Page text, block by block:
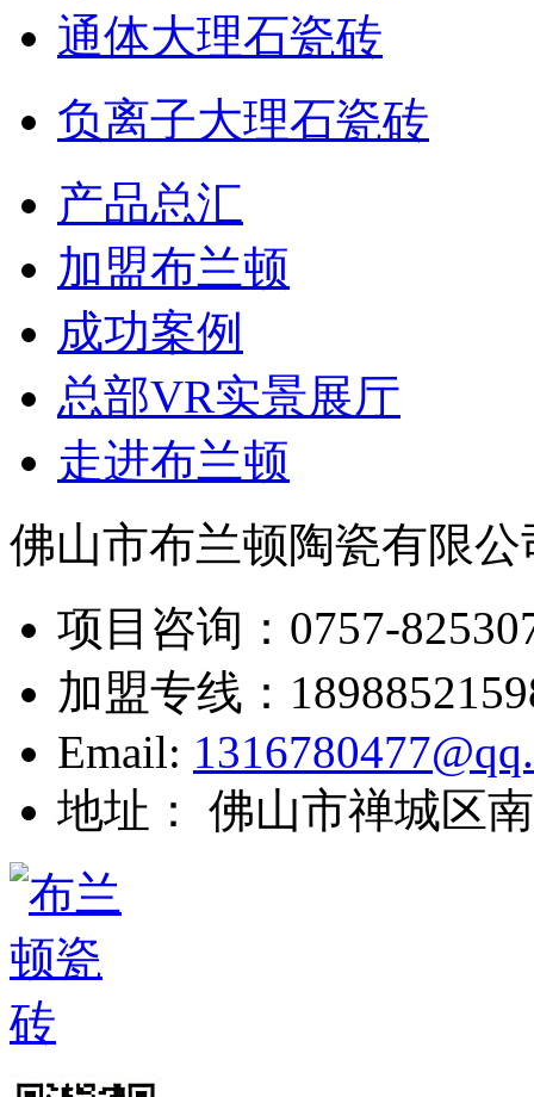
通体大理石瓷砖
负离子大理石瓷砖
产品总汇
加盟布兰顿
成功案例
总部VR实景展厅
走进布兰顿
佛山市布兰顿陶瓷有限公
项目咨询： 0757-
加盟专线：
Email:
地址： 佛山市禅城区